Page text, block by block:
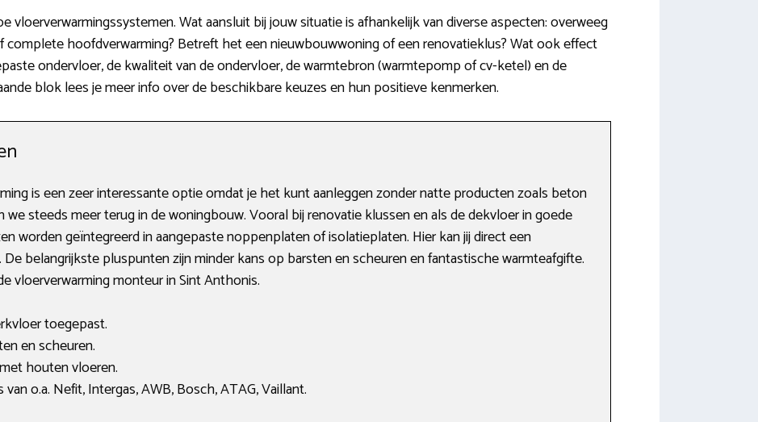
vloerverwarmingssystemen. Wat aansluit bij jouw situatie is afhankelijk van diverse aspecten: overweeg
complete hoofdverwarming? Betreft het een nieuwbouwwoning of een renovatieklus? Wat ook effect
ondervloer, de kwaliteit van de ondervloer, de warmtebron (warmtepomp of cv-ketel) en de
blok lees je meer info over de beschikbare keuzes en hun positieve kenmerken.
is een zeer interessante optie omdat je het kunt aanleggen zonder natte producten zoals beton
steeds meer terug in de woningbouw. Vooral bij renovatie klussen en als de dekvloer in goede
worden geïntegreerd in aangepaste noppenplaten of isolatieplaten. Hier kan jij direct een
belangrijkste pluspunten zijn minder kans op barsten en scheuren en fantastische warmteafgifte.
vloerverwarming monteur in Sint Anthonis.
toegepast.
en scheuren.
houten vloeren.
o.a. Nefit, Intergas, AWB, Bosch, ATAG, Vaillant.